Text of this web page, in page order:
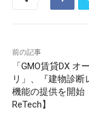
前の記事
「GMO賃貸DX オ
リ」、『建物診断
機能の提供を開始
ReTech】